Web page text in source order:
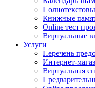
Книжные
Online тест
Виртуальные
Услуги
Перечень
Интернет-
Виртуальная